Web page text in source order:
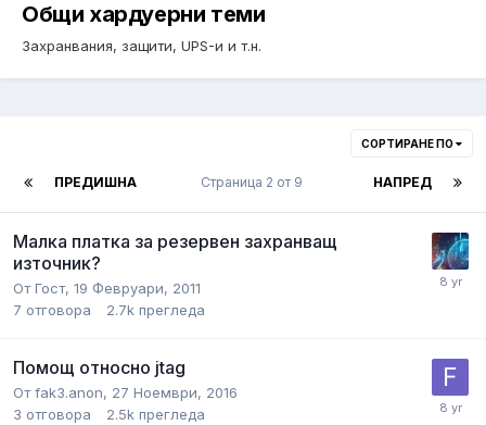
Общи хардуерни теми
Захранвания, защити, UPS-и и т.н.
СОРТИРАНЕ ПО
ПРЕДИШНА НАПРЕД
Страница 2 от 9
Малка платка за резервен захранващ
източник?
ОтГост, 19 Февруари, 2011
7 отговора 2.7k прегледа
Помощ относно jtag
Отfak3.anon, 27 Ноември, 2016
3 отговора 2.5k прегледа